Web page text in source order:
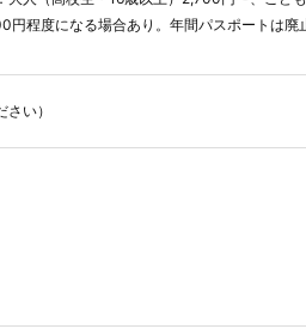
程度になる場合あり。年間パスポートは廃
い）